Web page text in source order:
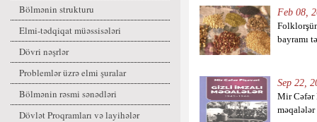
Bölmənin strukturu
Elmi-tədqiqat müəssisələri
Dövri nəşrlər
Problemlər üzrə elmi şuralar
Bölmənin rəsmi sənədləri
Dövlət Proqramları və layihələr
Feb 08,
bayramı
Sep 22,
Mir Cəfər